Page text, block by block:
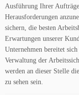
Ausführung Ihrer
Herausforderungen
sichern, die besten
Erwartungen unserer
Unternehmen bereitet
Verwaltung der
werden an dieser Stelle
zu sehen sein.